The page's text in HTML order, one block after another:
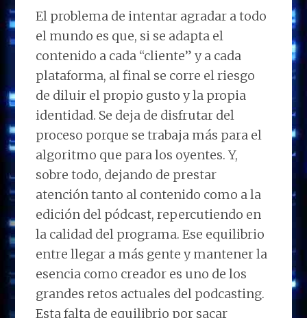
El problema de intentar agradar a todo
el mundo es que, si se adapta el
contenido a cada “cliente” y a cada
plataforma, al final se corre el riesgo
de diluir el propio gusto y la propia
identidad. Se deja de disfrutar del
proceso porque se trabaja más para el
algoritmo que para los oyentes. Y,
sobre todo, dejando de prestar
atención tanto al contenido como a la
edición del pódcast, repercutiendo en
la calidad del programa. Ese equilibrio
entre llegar a más gente y mantener la
esencia como creador es uno de los
grandes retos actuales del podcasting.
Esta falta de equilibrio por sacar